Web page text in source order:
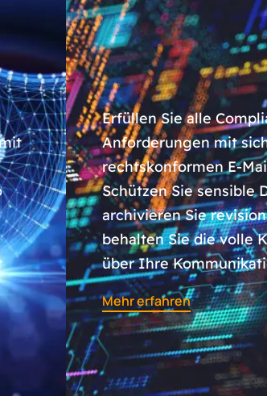
Erfüllen Sie alle
Anforderungen mit
rechtskonformen E-
Schützen Sie sensible
archivieren Sie
behalten Sie die volle
über Ihre
Mehr erfahren